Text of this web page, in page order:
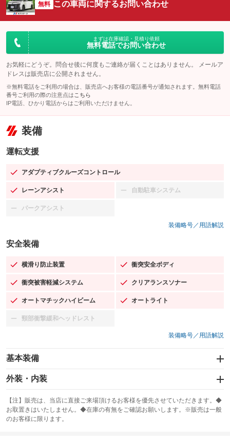
無料 この車両に関するお問い合わせ
まずは在庫確認・見積り依頼
無料電話でお問い合わせ
お気軽にどうぞ。問合せ後に何度もご連絡が届くことはありません。 メールア
ドレスは販売店に公開されません。
※無料電話をご利用の場合は、販売店へお客様の電話番号が通知されます。無料電話
番号ご利用の際の注意点は こちら
IP電話、ひかり電話からはご利用いただけません。
装備
運転支援
アダプティブクルーズコントロール
：装備あり
レーンアシスト
：装備あり 自動駐車システム
：装備なし
パークアシスト
：装備なし
装備略号／用語解説
安全装備
横滑り防止装置
：装備あり 衝突安全ボディ
：装備あり
衝突被害軽減システム
：装備あり クリアランスソナー
：装備あり
オートマチックハイビーム
：装備あり オートライト
：装備あり
頸部衝撃緩和ヘッドレスト
：装備なし
装備略号／用語解説
基本装備
エアバッグ：運転席/助手席/サイド
：装備あり
：装備あり
サンルーフ
：装備なし ABS
外装・内装
カーナビ：メモリーナビ他
：装備あり
TV：フルセグ
：装備あり
【注】販売は、当店に直接ご来場頂けるお客様を優先させていただきます。◆
お取置きはいたしません。◆在庫の有無をご確認お願いします。※販売は一般
のお客様に限ります。